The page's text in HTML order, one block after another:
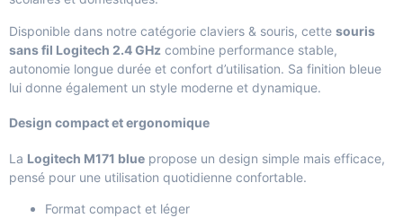
Disponible dans notre catégorie claviers & souris, cette souris
sans fil Logitech 2.4 GHz combine performance stable,
autonomie longue durée et confort d’utilisation. Sa finition bleue
lui donne également un style moderne et dynamique.
Design compact et ergonomique
La Logitech M171 blue propose un design simple mais efficace,
pensé pour une utilisation quotidienne confortable.
Format compact et léger